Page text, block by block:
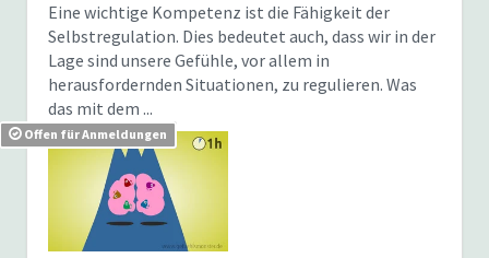
Eine wichtige Kompetenz ist die Fähigkeit der
Selbstregulation. Dies bedeutet auch, dass wir in der
Lage sind unsere Gefühle, vor allem in
herausfordernden Situationen, zu regulieren. Was
das mit dem ...
Offen für Anmeldungen